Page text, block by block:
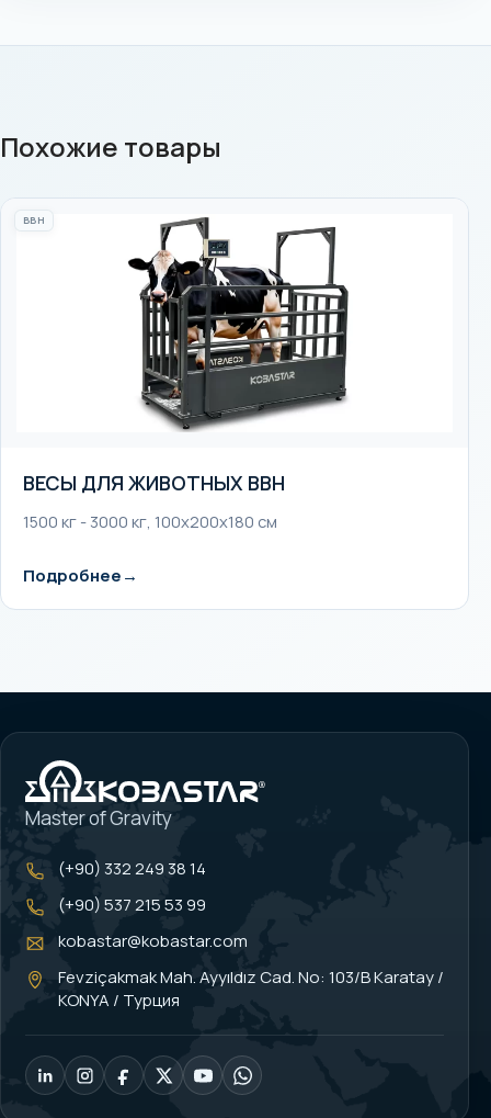
Похожие товары
BBH
ВЕСЫ ДЛЯ ЖИВОТНЫХ BBH
1500 кг - 3000 кг, 100x200x180 см
Подробнее
Master of Gravity
(+90) 332 249 38 14
(+90) 537 215 53 99
kobastar@kobastar.com
Fevziçakmak Mah. Ayyıldız Cad. No: 103/B Karatay /
KONYA / Турция